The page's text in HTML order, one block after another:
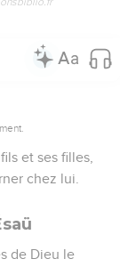
et ses filles,
chez lui.
de Dieu le